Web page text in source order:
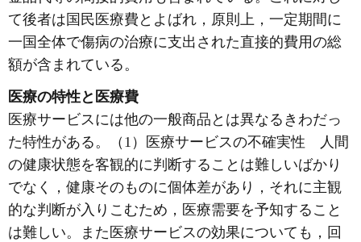
て後者は国民医療費とよばれ，原則上，一定期間に
一国全体で傷病の治療に支出された直接的費用の総
額が含まれている。
医療の特性と医療費
医療サービスには他の一般商品とは異なるきわだっ
た特性がある。（1）医療サービスの不確実性 人間
の健康状態を客観的に判断することは難しいばかり
でなく，健康そのものに個体差があり，それに主観
的な判断が入りこむため，医療需要を予知すること
は難しい。また医療サービスの効果についても，回